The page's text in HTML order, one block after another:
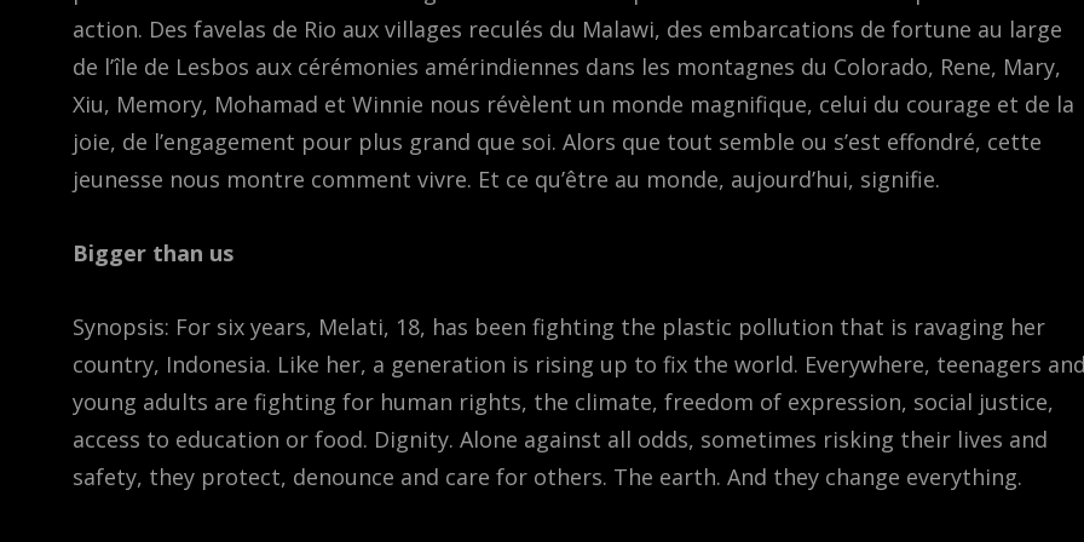
action. Des favelas de Rio aux villages reculés du Malawi, des embarcations de fortune au large
de l’île de Lesbos aux cérémonies amérindiennes dans les montagnes du Colorado, Rene, Mary,
Xiu, Memory, Mohamad et Winnie nous révèlent un monde magnifique, celui du courage et de la
joie, de l’engagement pour plus grand que soi. Alors que tout semble ou s’est effondré, cette
jeunesse nous montre comment vivre. Et ce qu’être au monde, aujourd’hui, signifie.
Bigger than us
Synopsis: For six years, Melati, 18, has been fighting the plastic pollution that is ravaging her
country, Indonesia. Like her, a generation is rising up to fix the world. Everywhere, teenagers
young adults are fighting for human rights, the climate, freedom of expression, social justice,
access to education or food. Dignity. Alone against all odds, sometimes risking their lives and
safety, they protect, denounce and care for others. The earth. And they change everything.